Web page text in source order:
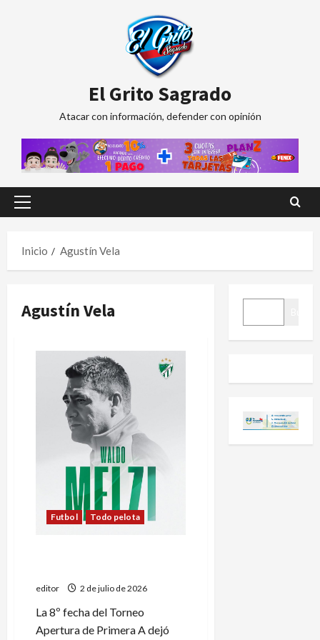
El Grito Sagrado
Atacar con información, defender con opinión
Menú
Inicio
Agustín Vela
Agustín Vela
Futbol Todo pelota
editor 2 de julio de 2026
La 8º fecha del Torneo
Apertura de Primera A dejó